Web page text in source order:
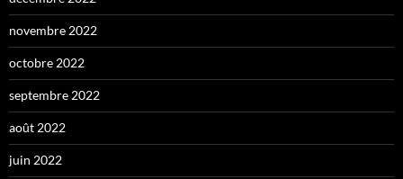
novembre 2022
octobre 2022
septembre 2022
août 2022
juin 2022